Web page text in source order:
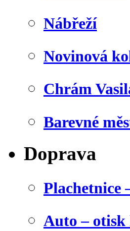
Nábřeží
Novinová
Chrám
Barevné
Doprava
Plachetnice
Auto –